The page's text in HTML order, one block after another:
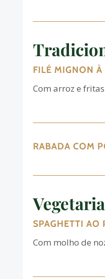
FILÉ MIGNON À
Com arroz e fritas
RABADA COM
SPAGHETTI AO
Com molho de